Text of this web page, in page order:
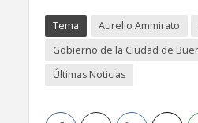
Tema Aurelio Ammirato
Gobierno de la Ciudad de
Últimas Noticias